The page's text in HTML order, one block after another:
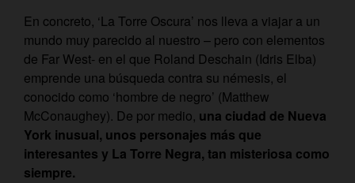
En concreto, ‘La Torre Oscura’ nos lleva a viajar a un
mundo muy parecido al nuestro – pero con elementos
de Far West- en el que Roland Deschain (Idris Elba)
emprende una búsqueda contra su némesis, el
conocido como ‘hombre de negro’ (Matthew
McConaughey). De por medio, una ciudad de Nueva
York inusual, unos personajes más que
interesantes y La Torre Negra, tan misteriosa como
siempre.